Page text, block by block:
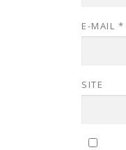
E-MAIL *
SITE